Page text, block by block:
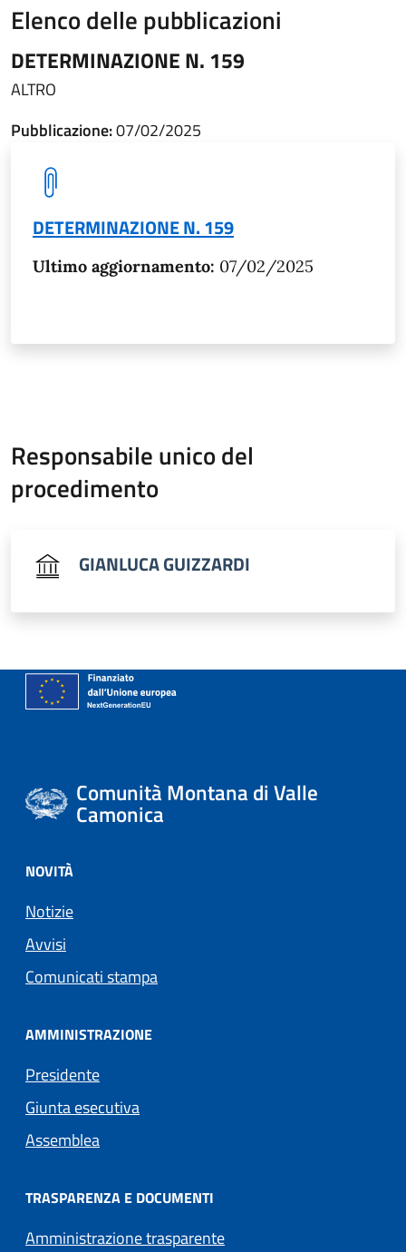
Elenco delle pubblicazioni
DETERMINAZIONE N. 159
ALTRO
Pubblicazione:07/02/2025
DETERMINAZIONE N. 159
Ultimo aggiornamento: 07/02/2025
Responsabile unico del
procedimento
GIANLUCA GUIZZARDI
Comunità Montana di Valle
Camonica
NOVITÀ
Notizie
Avvisi
Comunicati stampa
AMMINISTRAZIONE
Presidente
Giunta esecutiva
Assemblea
TRASPARENZA E DOCUMENTI
Amministrazione trasparente